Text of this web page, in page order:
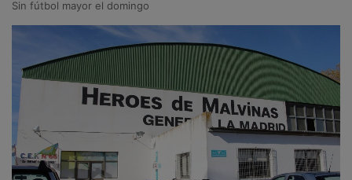
Sin fútbol mayor el domingo